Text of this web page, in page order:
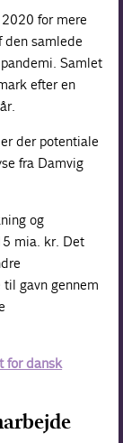
for mere
den samlede
Samlet
efter en
der potentiale
fra Damvig
og
mia. kr. Det
gavn gennem
for dansk